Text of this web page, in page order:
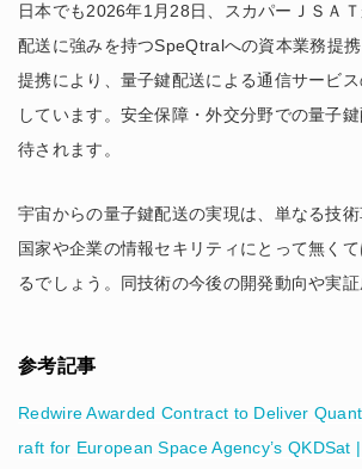
日本でも2026年1月28日、スカパーＪＳＡ
配送に強みを持つSpeQtralへの資本業務提
提携により、量子鍵配送による通信サービ
しています。安全保障・外交分野での量子
待されます。
宇宙からの量子鍵配送の実現は、単なる技術
国家や企業の情報セキリティにとって無く
るでしょう。同技術の今後の開発動向や実証
参考記事
Redwire Awarded Contract to Deliver
raft for European Space Agency’s QKDSat